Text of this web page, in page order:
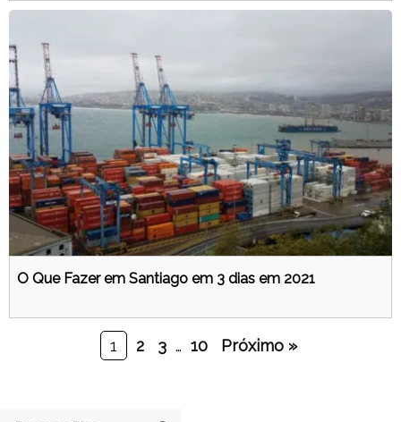
O Que Fazer em Santiago em 3 dias em 2021
1 2 3 … 10 Próximo »